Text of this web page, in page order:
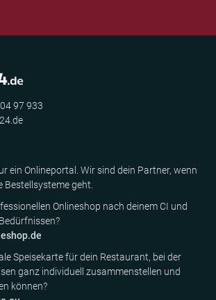
97 933
ein Onlineportal. Wir sind dein Partner, wenn
Bestellsysteme geht.
Onlineshop nach deinem CI und
Speisekarte für dein Restaurant, bei der
ganz individuell zusammenstellen und
können?